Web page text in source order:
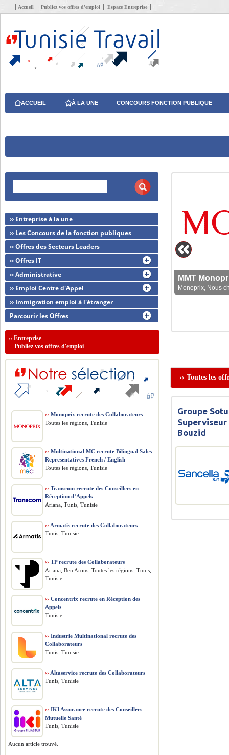
Accueil Publiez vos offres d’emploi Espace Entreprise
ACCUEIL À LA UNE CONCOURS FONCTION PUBLIQUE
MMT
Monoprix, Nous
›› Toutes les
Groupe
Bouzid
›› Entreprise à la une
›› Les Concours de la fonction publiques
›› Offres des Secteurs Leaders
›› Offres IT
›› Administrative
›› Emploi Centre d'Appel
›› Immigration emploi à l'étranger
Parcourir les Offres
››Entreprise
Publiez vos offres d'emploi
›› Monoprix recrute des Collaborateurs
Toutes les régions, Tunisie
›› Multinational MC recrute Bilingual Sales
Representatives French / English
Toutes les régions, Tunisie
›› Transcom recrute des Conseillers en
Réception d’Appels
Ariana, Tunis, Tunisie
›› Armatis recrute des Collaborateurs
Tunis, Tunisie
›› TP recrute des Collaborateurs
Ariana, Ben Arous, Toutes les régions, Tunis,
Tunisie
›› Concentrix recrute en Réception des
Appels
Tunisie
›› Industrie Multinational recrute des
Collaborateurs
Tunis, Tunisie
›› Altaservice recrute des Collaborateurs
Tunis, Tunisie
›› IKI Assurance recrute des Conseillers
Mutuelle Santé
Tunis, Tunisie
Aucun article trouvé.